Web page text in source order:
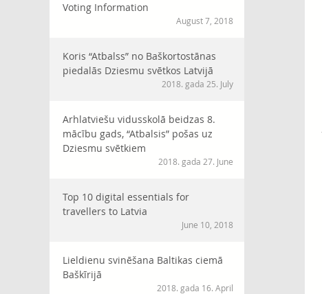
Voting Information
August 7, 2018
Koris “Atbalss” no Baškortostānas
piedalās Dziesmu svētkos Latvijā
2018. gada 25. July
Arhlatviešu vidusskolā beidzas 8.
mācību gads, “Atbalsis” pošas uz
Dziesmu svētkiem
2018. gada 27. June
Top 10 digital essentials for
travellers to Latvia
June 10, 2018
Lieldienu svinēšana Baltikas ciemā
Baškīrijā
2018. gada 16. April